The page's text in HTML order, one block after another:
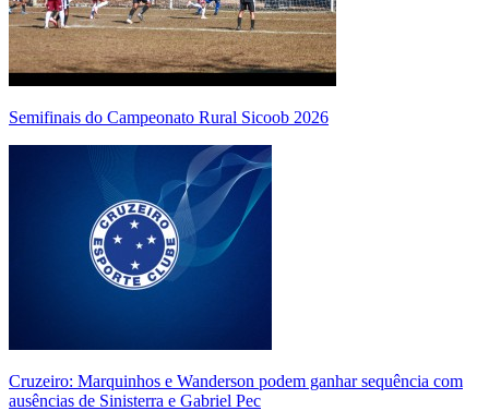
Semifinais do Campeonato Rural Sicoob 2026
Cruzeiro: Marquinhos e Wanderson podem ganhar sequência com
ausências de Sinisterra e Gabriel Pec